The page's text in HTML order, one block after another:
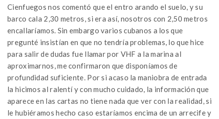
Cienfuegos nos comentó que el entro arando el suelo, y su
barco cala 2,30 metros, si era así, nosotros con 2,50 metros
encallaríamos. Sin embargo varios cubanos a los que
pregunté insistían en que no tendría problemas, lo que hice
para salir de dudas fue llamar por VHF a la marina al
aproximarnos, me confirmaron que disponíamos de
profundidad suficiente. Por si acaso la maniobra de entrada
la hicimos al ralentí y con mucho cuidado, la información que
aparece en las cartas no tiene nada que ver con la realidad, si
le hubiéramos hecho caso estaríamos encima de un arrecife y